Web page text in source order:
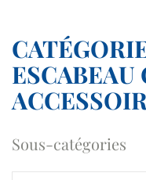
ESCABEAU
Sous-catégories